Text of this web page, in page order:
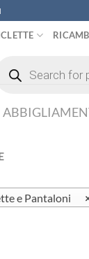
prodotti
e Pantaloni